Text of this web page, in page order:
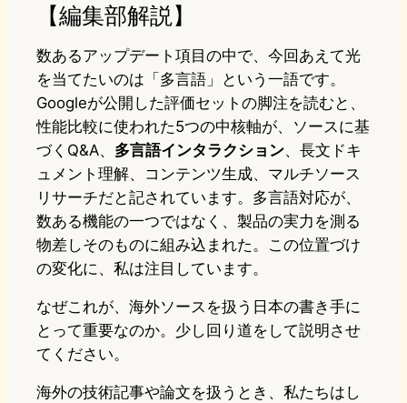
【編集部解説】
数あるアップデート項目の中で、今回あえて光
を当てたいのは「多言語」という一語です。
Googleが公開した評価セットの脚注を読むと、
性能比較に使われた5つの中核軸が、ソースに基
づくQ&A、 多言語インタラクション、長文ドキ
ュメント理解、コンテンツ生成、マルチソース
リサーチだと記されています。多言語対応が、
数ある機能の一つではなく、製品の実力を測る
物差しそのものに組み込まれた。この位置づけ
の変化に、私は注目しています。
なぜこれが、海外ソースを扱う日本の書き手に
とって重要なのか。少し回り道をして説明させ
てください。
海外の技術記事や論文を扱うとき、私たちはし